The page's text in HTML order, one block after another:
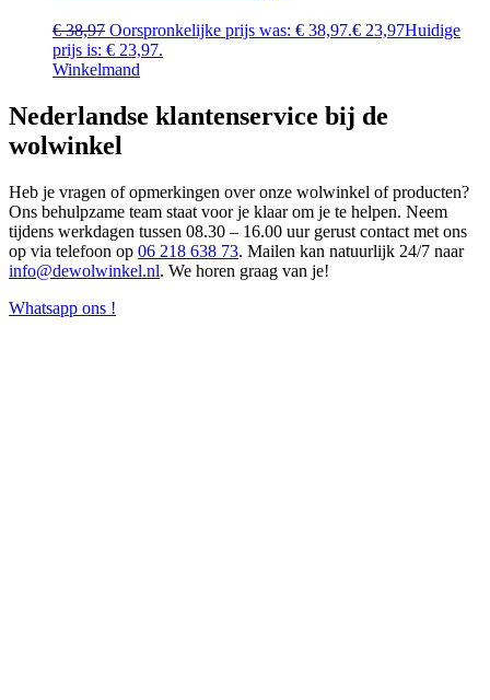
€38,97 Oorspronkelijke prijs was: € 38,97.€ 23,97Huidige
prijs is: € 23,97.
Winkelmand
Nederlandse klantenservice bij de
wolwinkel
Heb je vragen of opmerkingen over onze wolwinkel of producten?
Ons behulpzame team staat voor je klaar om je te helpen. Neem
tijdens werkdagen tussen 08.30 – 16.00 uur gerust contact met ons
op via telefoon op 06 218 638 73. Mailen kan natuurlijk 24/7 naar
info@dewolwinkel.nl. We horen graag van je!
Whatsapp ons !